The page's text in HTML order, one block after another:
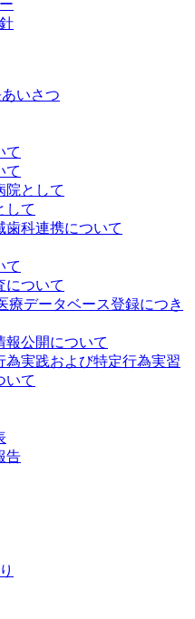
いさつ
て
て
院として
して
歯科連携について
て
について
データベース登録につき
報公開について
為実践および特定行為実習
いて
告